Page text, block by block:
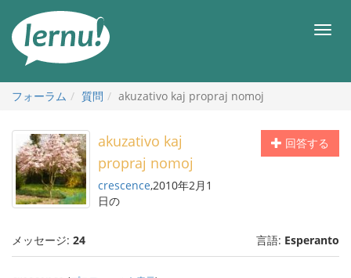
メ
フォーラム
質問 akuzativo kaj propraj nomoj
回答する
akuzativo kaj
propraj nomoj
crescence,2010年2月1
日の
メッセージ: 24 言語: Esperanto